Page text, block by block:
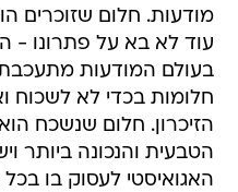
מודעות. חלום שזוכרים
עוד לא בא על פתרונו -
בעולם המודעות
חלומות בכדי לא לשכוח
הזיכרון. חלום שנשכח
הטבעית והנכונה ביותר
האגואיסטי לעסוק בו